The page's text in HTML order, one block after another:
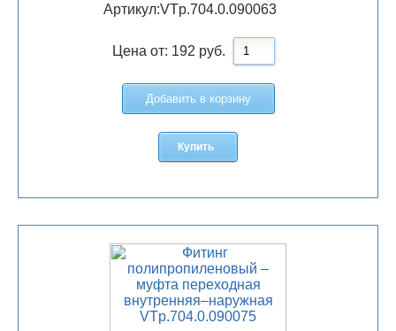
Артикул:VTp.704.0.090063
Цена от: 192 руб.
Добавить в корзину
Купить